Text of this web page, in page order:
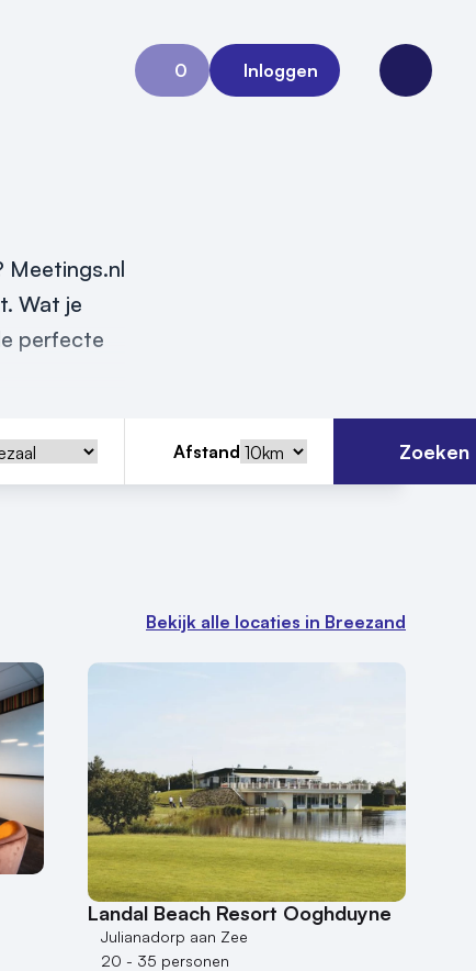
0
Aanvraag 0
Inloggen
Open
Meetings.nl
Wat je
perfecte
Afstand Zoeken
Bekijk alle locaties in Breezand
Landal Beach Resort Ooghduyne
Julianadorp aan Zee
20 - 35 personen